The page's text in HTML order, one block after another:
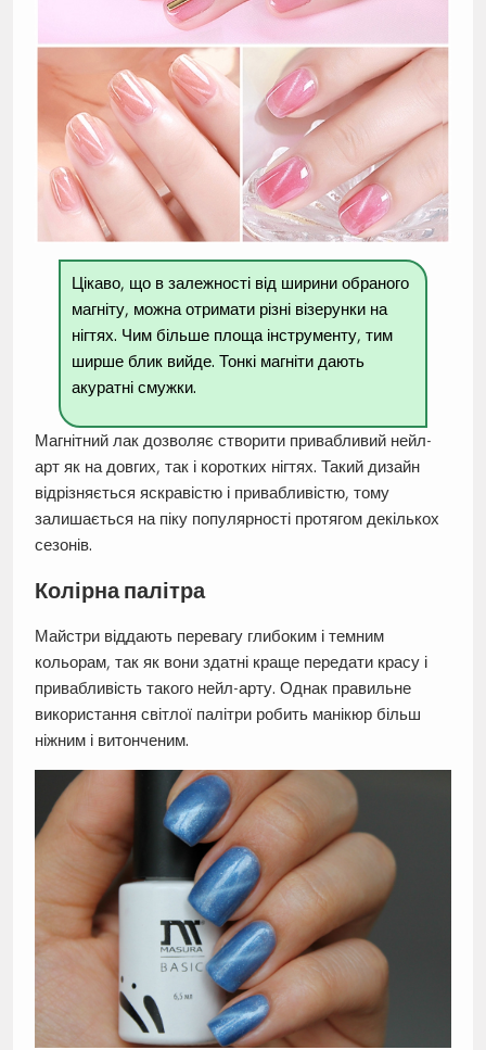
Цікаво, що в залежності від ширини обраного
магніту, можна отримати різні візерунки на
нігтях. Чим більше площа інструменту, тим
ширше блик вийде. Тонкі магніти дають
акуратні смужки.
Магнітний лак дозволяє створити привабливий нейл-
арт як на довгих, так і коротких нігтях. Такий дизайн
відрізняється яскравістю і привабливістю, тому
залишається на піку популярності протягом декількох
сезонів.
Колірна палітра
Майстри віддають перевагу глибоким і темним
кольорам, так як вони здатні краще передати красу і
привабливість такого нейл-арту. Однак правильне
використання світлої палітри робить манікюр більш
ніжним і витонченим.